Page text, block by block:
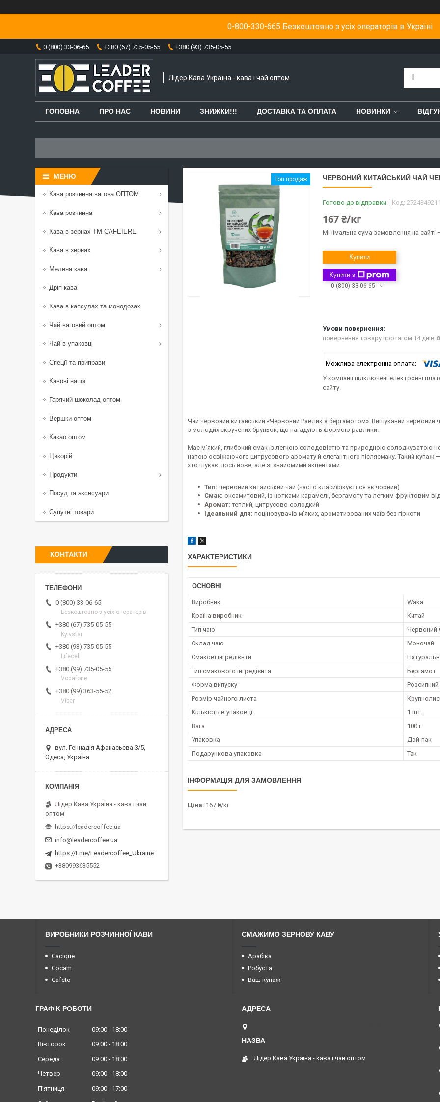
0-800-330-665 Безкоштовно з усіх операторів в Україні
0 (800) 33-06-65 +380 (67) 735-05-55 +380 (93) 735-05-55
Лідер Кава Україна - кава і чай оптом
ГОЛОВНА ПРО НАС НОВИНИ ЗНИЖКИ!!! ДОСТАВКА ТА ОПЛАТА НОВИНКИ
Топ продаж ЧЕРВОНИЙ КИТАЙСЬКИЙ ЧАЙ
Готово до відправки Код: 2724349211
167 ₴/кг
Мінімальна сума замовлення на сайті
Купити
Купити з
0 (800) 33-06-65
повернення товару протягом 14 днів
У компанії підключені електронні
сайту.
Чай червоний китайський «Червоний Равлик з бергамотом». Вишуканий червоний
з молодих скручених бруньок, що нагадують формою равлики.
Має м’який, глибокий смак із легкою солодовістю та природною солодкуватою
напою освіжаючого цитрусового аромату й елегантного післясмаку. Такий
хто шукає щось нове, але зі знайомими акцентами.
Тип: червоний китайський чай (часто класифікується як чорний)
Смак: оксамитовий, із нотками карамелі, бергамоту та легким фруктовим
Аромат: теплий, цитрусово-солодкий
Ідеальний для: поціновувачів м’яких, ароматизованих чаїв без гіркоти
ХАРАКТЕРИСТИКИ
ОСНОВНІ
Виробник
Waka
Країна виробник
Китай
Тип чаю
Червоний
Склад чаю
Моночай
Смакові інгредієнти
Натуральні
Тип смакового інгредієнта
Бергамот
Форма випуску
Розсипний
Розмір чайного листа
Кількість в упаковці
1 шт.
Вага
100 г
Упаковка
Дой-пак
Подарункова упаковка
Так
ІНФОРМАЦІЯ ДЛЯ ЗАМОВЛЕННЯ
Ціна: 167 ₴/кг
Кава розчинна вагова ОПТОМ
Кава розчинна
Кава в зернах TM CAFEIERE
Кава в зернах
Мелена кава
Дріп-кава
Кава в капсулах та монодозах
Чай ваговий оптом
Чай в упаковці
Спеції та приправи
Кавові напої
Гарячий шоколад оптом
Вершки оптом
Какао оптом
Цикорій
Продукти
Посуд та аксесуари
Супутні товари
КОНТАКТИ
0 (800) 33-06-65
Безкоштовно з усіх операторів
+380 (67) 735-05-55
Kyivstar
+380 (93) 735-05-55
Lifecell
+380 (99) 735-05-55
Vodafone
+380 (99) 363-55-52
Viber
вул. Геннадія Афанасьєва 3/5,
Одеса, Україна
Лідер Кава Україна - кава і чай
оптом
https://leadercoffee.ua
info@leadercoffee.ua
https://t.me/Leadercoffee_Ukraine
+380993635552
ВИРОБНИКИ РОЗЧИННОЇ КАВИ
Cacique
Cocam
Cafeto
СМАЖИМО ЗЕРНОВУ КАВУ
Арабіка
Робуста
Ваш купаж
ГРАФІК РОБОТИ
Понеділок 09:00
18:00
Вівторок
09:00
18:00
Середа
09:00
18:00
Четвер
09:00
18:00
Пʼятниця
09:00
17:00
Лідер Кава Україна - кава і чай оптом